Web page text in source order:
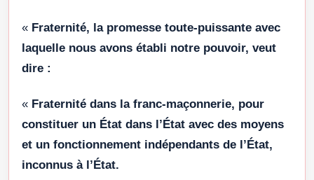
« Fraternité, la promesse toute-puissante avec
laquelle nous avons établi notre pouvoir, veut
dire :
« Fraternité dans la franc-maçonnerie, pour
constituer un État dans l’État avec des moyens
et un fonctionnement indépendants de l’État,
inconnus à l’État.